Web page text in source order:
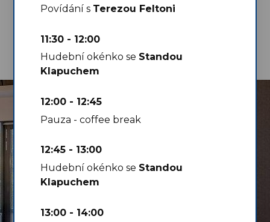
Povídání s Terezou Feltoni
11:30 - 12:00
Hudební okénko se Standou
Klapuchem
12:00 - 12:45
Pauza - coffee break
12:45 - 13:00
Hudební okénko se Standou
Klapuchem
13:00 - 14:00